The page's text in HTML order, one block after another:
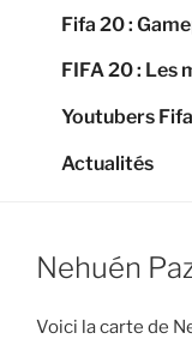
Fifa 20 :
FIFA 20 : Les
Youtubers
Actualités
Nehuén
Voici la carte de